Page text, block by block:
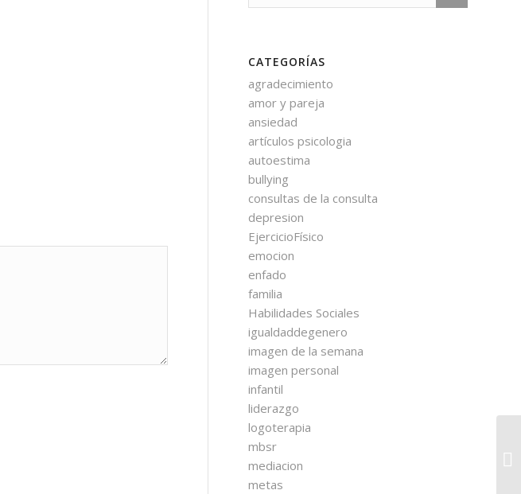
CATEGORÍAS
agradecimiento
amor y pareja
ansiedad
artículos psicologia
autoestima
bullying
consultas de la consulta
depresion
EjercicioFísico
emocion
enfado
familia
Habilidades Sociales
igualdaddegenero
imagen de la semana
imagen personal
infantil
liderazgo
logoterapia
mbsr
mediacion
metas